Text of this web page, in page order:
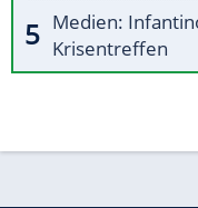
Medien:
Krisentreffen